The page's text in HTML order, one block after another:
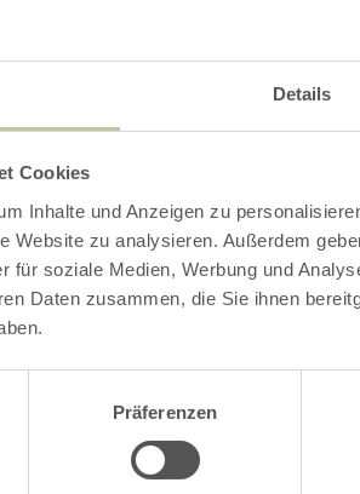
Details
Cookies
Inhalte und Anzeigen zu
Website zu analysieren. Außerdem
für soziale Medien, Werbung und
Daten zusammen, die Sie ihnen
Präferenzen